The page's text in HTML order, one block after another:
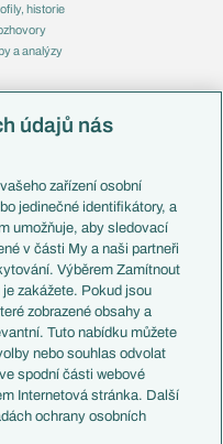
historie
a analýzy
soutěž
údajů nás
zařízení osobní
jedinečné identifikátory, a
umožňuje, aby sledovací
v části My a naši partneři
Výběrem Zamítnout
zakážete. Pokud jsou
zobrazené obsahy a
Tuto nabídku můžete
nebo souhlas odvolat
spodní části webové
Internetová stránka. Další
ochrany osobních